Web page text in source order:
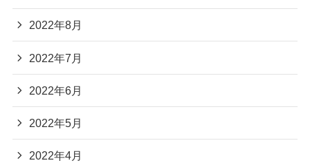
2022年8月
2022年7月
2022年6月
2022年5月
2022年4月